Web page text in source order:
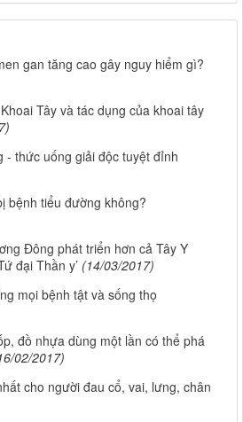
gan tăng cao gây nguy hiểm gì?
Tây và tác dụng của khoai tây
- thức uống giải độc tuyệt đỉnh
bệnh tiểu đường không?
Đông phát triển hơn cả Tây Y
đại Thần y’ (14/03/2017)
mọi bệnh tật và sống thọ
đồ nhựa dùng một lần có thể phá
02/2017)
cho người đau cổ, vai, lưng, chân